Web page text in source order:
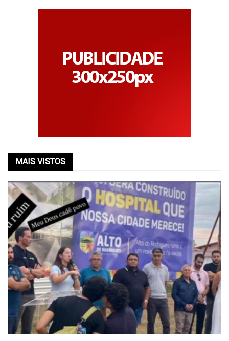
MAIS VISTOS